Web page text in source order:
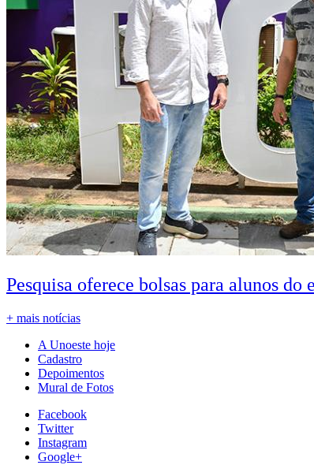
Pesquisa oferece bolsas para alunos
+ mais notícias
A Unoeste hoje
Cadastro
Depoimentos
Mural de Fotos
Facebook
Twitter
Instagram
Google+